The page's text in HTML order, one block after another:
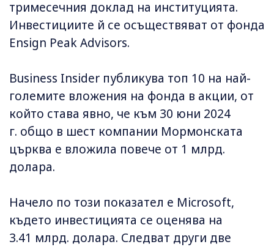
тримесечния доклад на институцията.
Инвестициите й се осъществяват от фонда
Ensign Peak Advisors.
Business Insider публикува топ 10 на най-
големите вложения на фонда в акции, от
който става явно, че към 30 юни 2024
г. общо в шест компании Мормонската
църква е вложила повече от 1 млрд.
долара.
Начело по този показател е Microsoft,
където инвестицията се оценява на
3.41 млрд. долара. Следват други две